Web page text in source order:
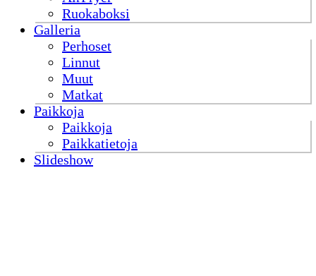
Ruokaboksi
Galleria
Perhoset
Linnut
Muut
Matkat
Paikkoja
Paikkoja
Paikkatietoja
Slideshow